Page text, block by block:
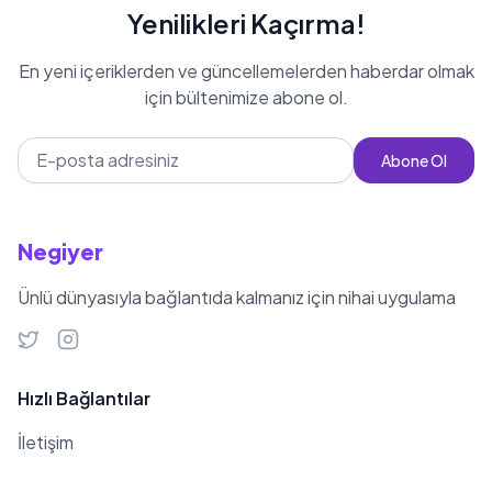
hesaplarında oldukça fazla
takipçiye sahiptir. Resmi Instagram
hesabında 261 bin civarında takipçisi
bulunmakta ve YouTube kanalında
ise 387 bin aboneye sahiptir. Medya
ve magazin dünyasından uzak bir
Yenilikleri Kaçırma!
En yeni içeriklerden ve güncellemelerden haberdar olmak
için bültenimize abone ol.
Abone Ol
Negiyer
Ünlü dünyasıyla bağlantıda kalmanız için nihai uygulama
Hızlı Bağlantılar
İletişim